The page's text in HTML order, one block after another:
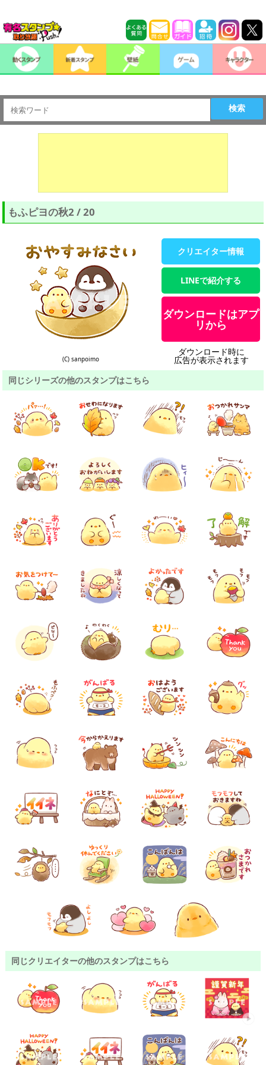
検索
もふピヨの秋2 / 20
(C) sanpoimo
クリエイター情報
LINEで紹介する
ダウンロードはアプ
リから
ダウンロード時に
広告が表示されます
同じシリーズの他のスタンプはこちら
同じクリエイターの他のスタンプはこちら